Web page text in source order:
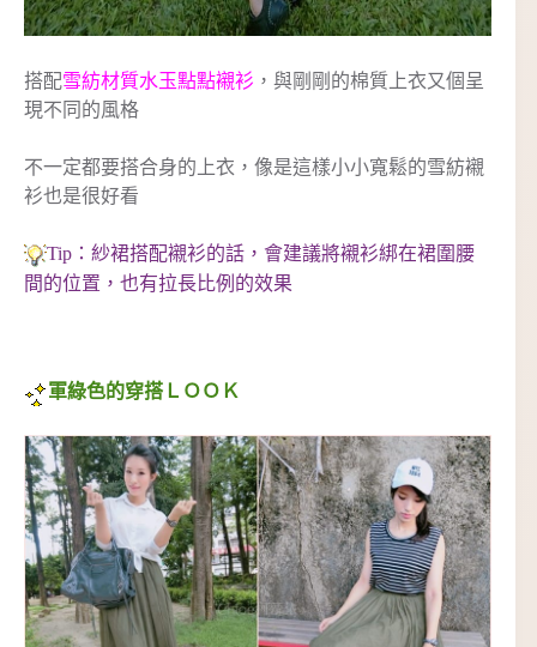
搭配雪紡材質水玉點點襯衫 ，與剛剛的棉質上衣又個呈
現不同的風格
不一定都要搭合身的上衣，像是這樣小小寬鬆的雪紡襯
衫也是很好看
Tip：紗裙搭配襯衫的話，會建議將襯衫綁在裙圍腰
間的位置，也有拉長比例的效果
軍綠色的穿搭ＬＯＯＫ